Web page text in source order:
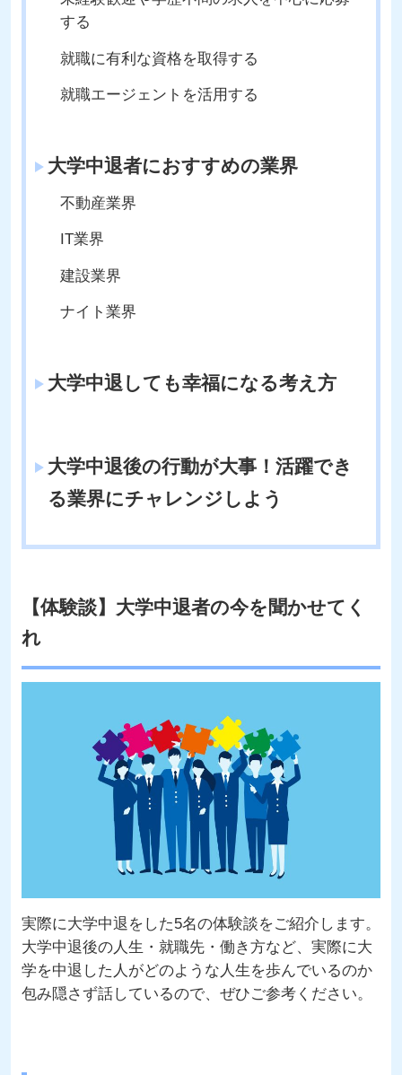
する
就職に有利な資格を取得する
就職エージェントを活用する
大学中退者におすすめの業界
不動産業界
IT業界
建設業界
ナイト業界
大学中退しても幸福になる考え方
大学中退後の行動が大事！活躍でき
る業界にチャレンジしよう
【体験談】大学中退者の今を聞かせてく
れ
実際に大学中退をした5名の体験談をご紹介します。
大学中退後の人生・就職先・働き方など、実際に大
学を中退した人がどのような人生を歩んでいるのか
包み隠さず話しているので、ぜひご参考ください。